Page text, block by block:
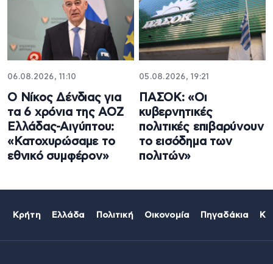
06.08.2026, 11:10
Ο Νίκος Δένδιας για
τα 6 χρόνια της ΑΟΖ
Ελλάδας-Αιγύπτου:
«Κατοχυρώσαμε το
εθνικό συμφέρον»
05.08.2026, 19:21
ΠΑΣΟΚ: «Οι
κυβερνητικές
πολιτικές επιβαρύνουν
το εισόδημα των
πολιτών»
Κρήτη Ελλάδα Πολιτική Οικονομία Πηγαδάκια